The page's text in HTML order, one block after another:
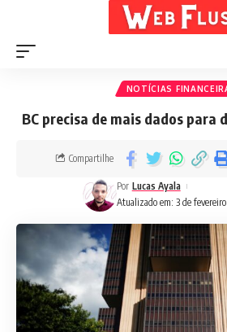
NOTÍCIAS
BC precisa de mais dados para
Atualizado em: 3 de
Por Lucas Ayala
Compartilhe